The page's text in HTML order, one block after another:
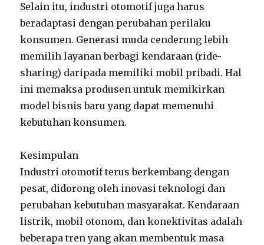
Selain itu, industri otomotif juga harus
beradaptasi dengan perubahan perilaku
konsumen. Generasi muda cenderung lebih
memilih layanan berbagi kendaraan (ride-
sharing) daripada memiliki mobil pribadi. Hal
ini memaksa produsen untuk memikirkan
model bisnis baru yang dapat memenuhi
kebutuhan konsumen.
Kesimpulan
Industri otomotif terus berkembang dengan
pesat, didorong oleh inovasi teknologi dan
perubahan kebutuhan masyarakat. Kendaraan
listrik, mobil otonom, dan konektivitas adalah
beberapa tren yang akan membentuk masa